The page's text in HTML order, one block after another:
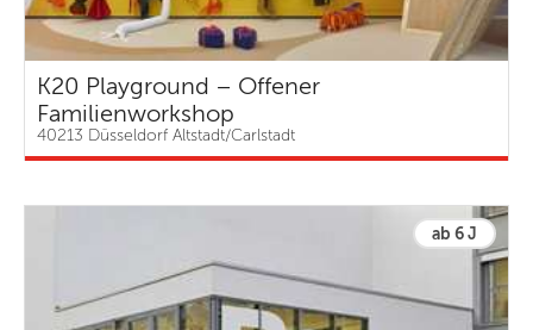
K20 Playground – Offener
Familienworkshop
40213 Düsseldorf Altstadt/Carlstadt
ab 6 J